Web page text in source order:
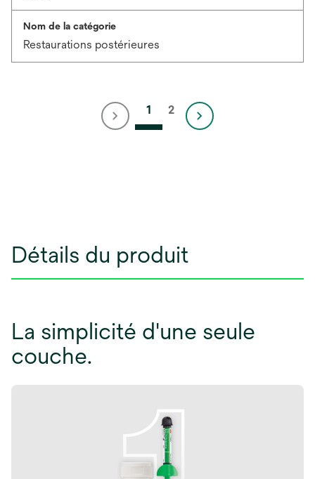
Nom de la catégorie
Restaurations postérieures
1 2
Détails du produit
La simplicité d'une seule
couche.